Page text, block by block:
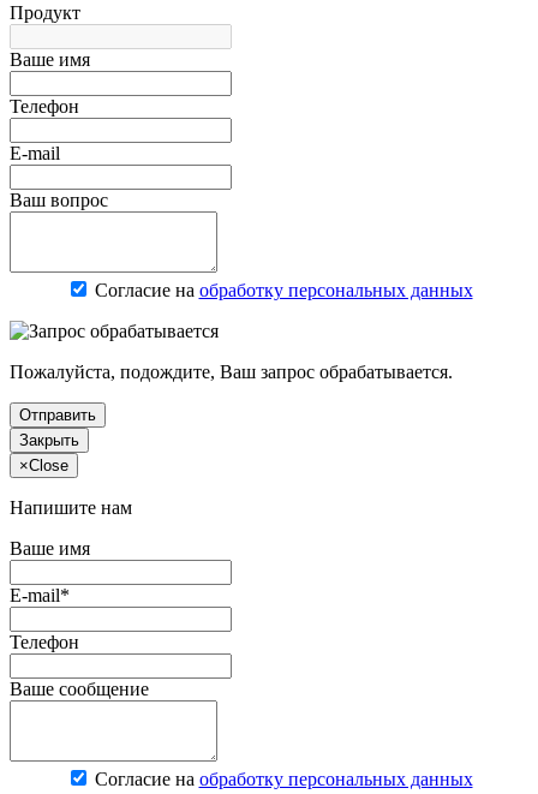
Продукт
Ваше имя
Телефон
E-mail
Ваш вопрос
Согласие на обработку персональных данных
Пожалуйста, подождите, Ваш запрос обрабатывается.
Отправить
Закрыть
×Close
Напишите нам
Ваше имя
E-mail*
Телефон
Ваше сообщение
Согласие на обработку персональных данных